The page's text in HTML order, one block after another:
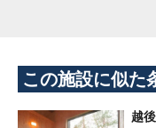
この施設に似た
越